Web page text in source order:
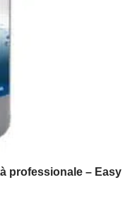
professionale – Easy